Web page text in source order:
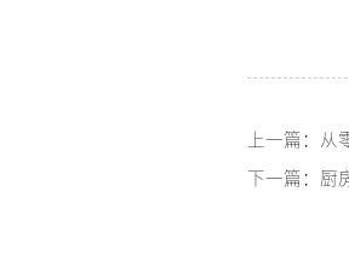
下一篇：厨